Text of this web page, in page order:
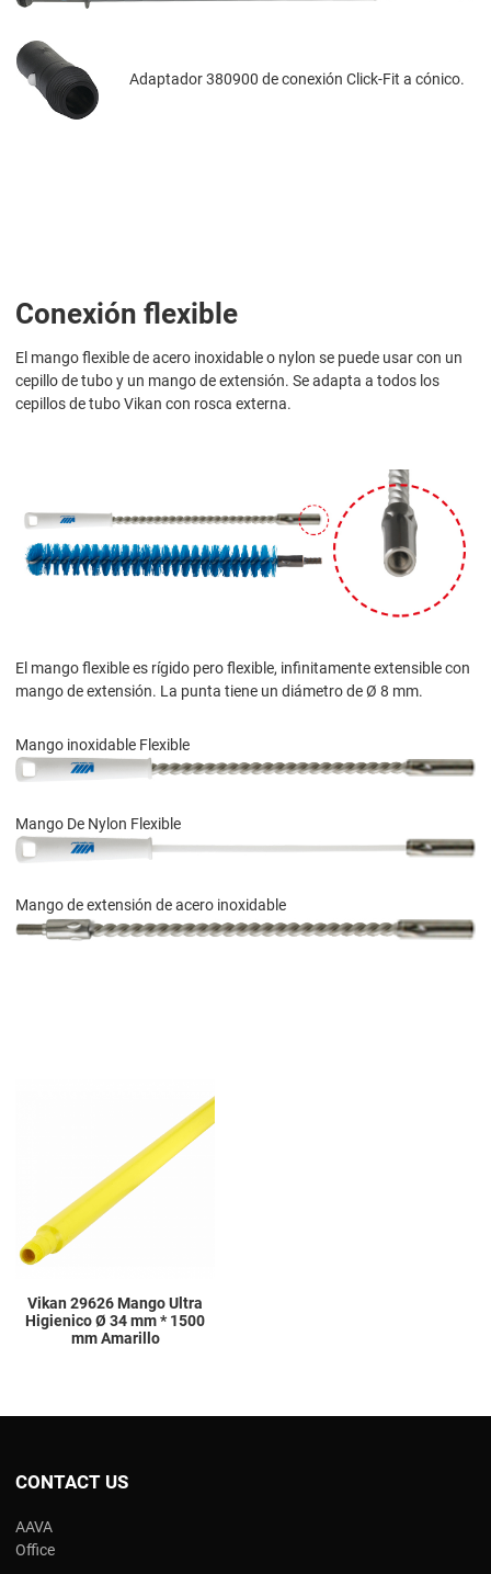
Adaptador 380900 de conexión Click-Fit a cónico.
Conexión flexible
El mango flexible de acero inoxidable o nylon se puede usar con un
cepillo de tubo y un mango de extensión. Se adapta a todos los
cepillos de tubo Vikan con rosca externa.
El mango flexible es rígido pero flexible, infinitamente extensible con
mango de extensión. La punta tiene un diámetro de Ø 8 mm.
Mango inoxidable Flexible
Mango De Nylon Flexible
Mango de extensión de acero inoxidable
Vikan 29626 Mango Ultra
Higienico Ø 34 mm * 1500
mm Amarillo
CONTACT US
AAVA
Office